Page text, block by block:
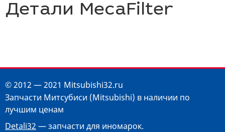
Детали MecaFilter
© 2012 — 2021 Mitsubishi32.ru
Запчасти Митсубиси (Mitsubishi) в наличии по
лучшим ценам
Detali32 — запчасти для иномарок.